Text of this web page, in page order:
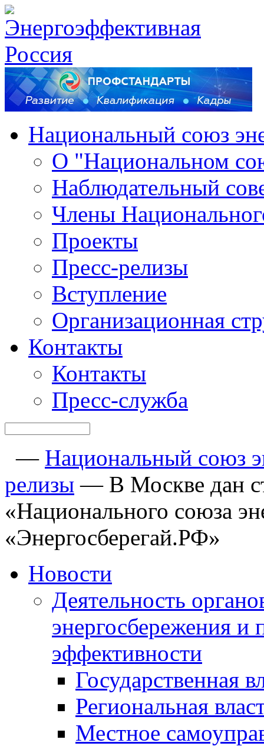
Национальный союз
О "Национальном
Наблюдательный
Члены
Проекты
Пресс-релизы
Вступление
Организационная
Контакты
Контакты
Пресс-служба
— Национальный союз
релизы — В Москве дан
«Национального союза
«Энергосберегай.РФ»
Новости
Деятельность
энергосбережения и
эффективности
Государственная
Региональная
Местное